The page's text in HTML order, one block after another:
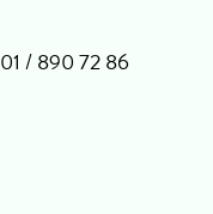
01 / 890 72 86